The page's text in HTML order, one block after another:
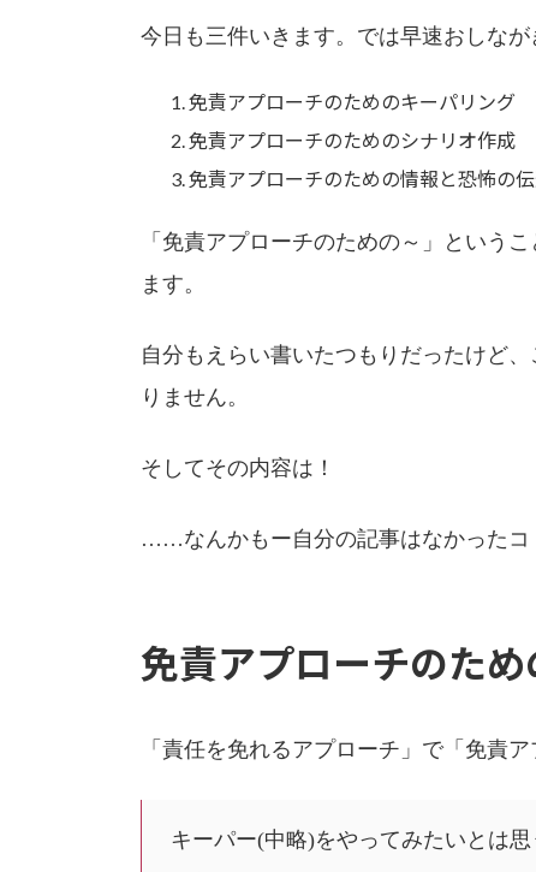
今日も三件いきます。では早速おしなが
免責アプローチのためのキーパリング
免責アプローチのためのシナリオ作成
免責アプローチのための情報と恐怖の
「免責アプローチのための～」という
ます。
自分もえらい書いたつもりだったけど
りません。
そしてその内容は！
……なんかもー自分の記事はなかったコ
免責アプローチのた
「責任を免れるアプローチ」で「免責
キーパー(中略)をやってみたいとは